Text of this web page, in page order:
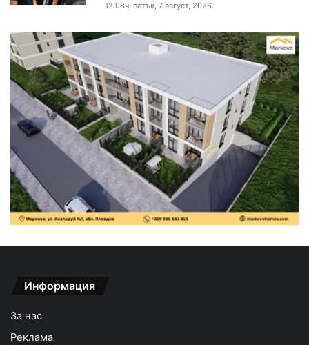
12:08ч, петък, 7 август, 2026
Информация
За нас
Реклама